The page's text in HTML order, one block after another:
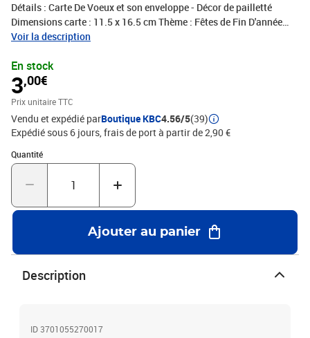
Détails : Carte De Voeux et son enveloppe - Décor de pailletté
Dimensions carte : 11.5 x 16.5 cm Thème : Fêtes de Fin D'année
Modèle : Joyeux Noël - XVII
Voir la description
En stock
3,00€
Prix unitaire TTC
Vendu et expédié parBoutique KBC4.56/5(39)
Expédié sous 6 jours, frais de port à partir de 2,90 €
Quantité
Quantité : 1
Ajouter au panier
Description
ID 3701055270017